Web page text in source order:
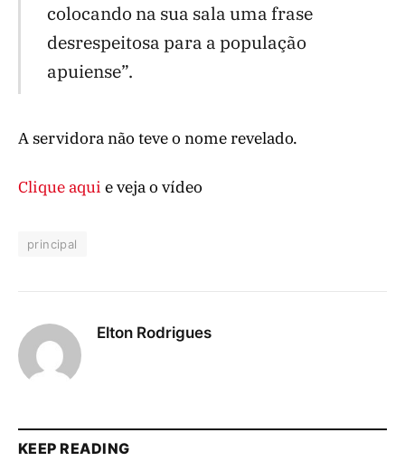
colocando na sua sala uma frase
desrespeitosa para a população
apuiense”.
A servidora não teve o nome revelado.
Clique aqui e veja o vídeo
principal
Elton Rodrigues
KEEP READING